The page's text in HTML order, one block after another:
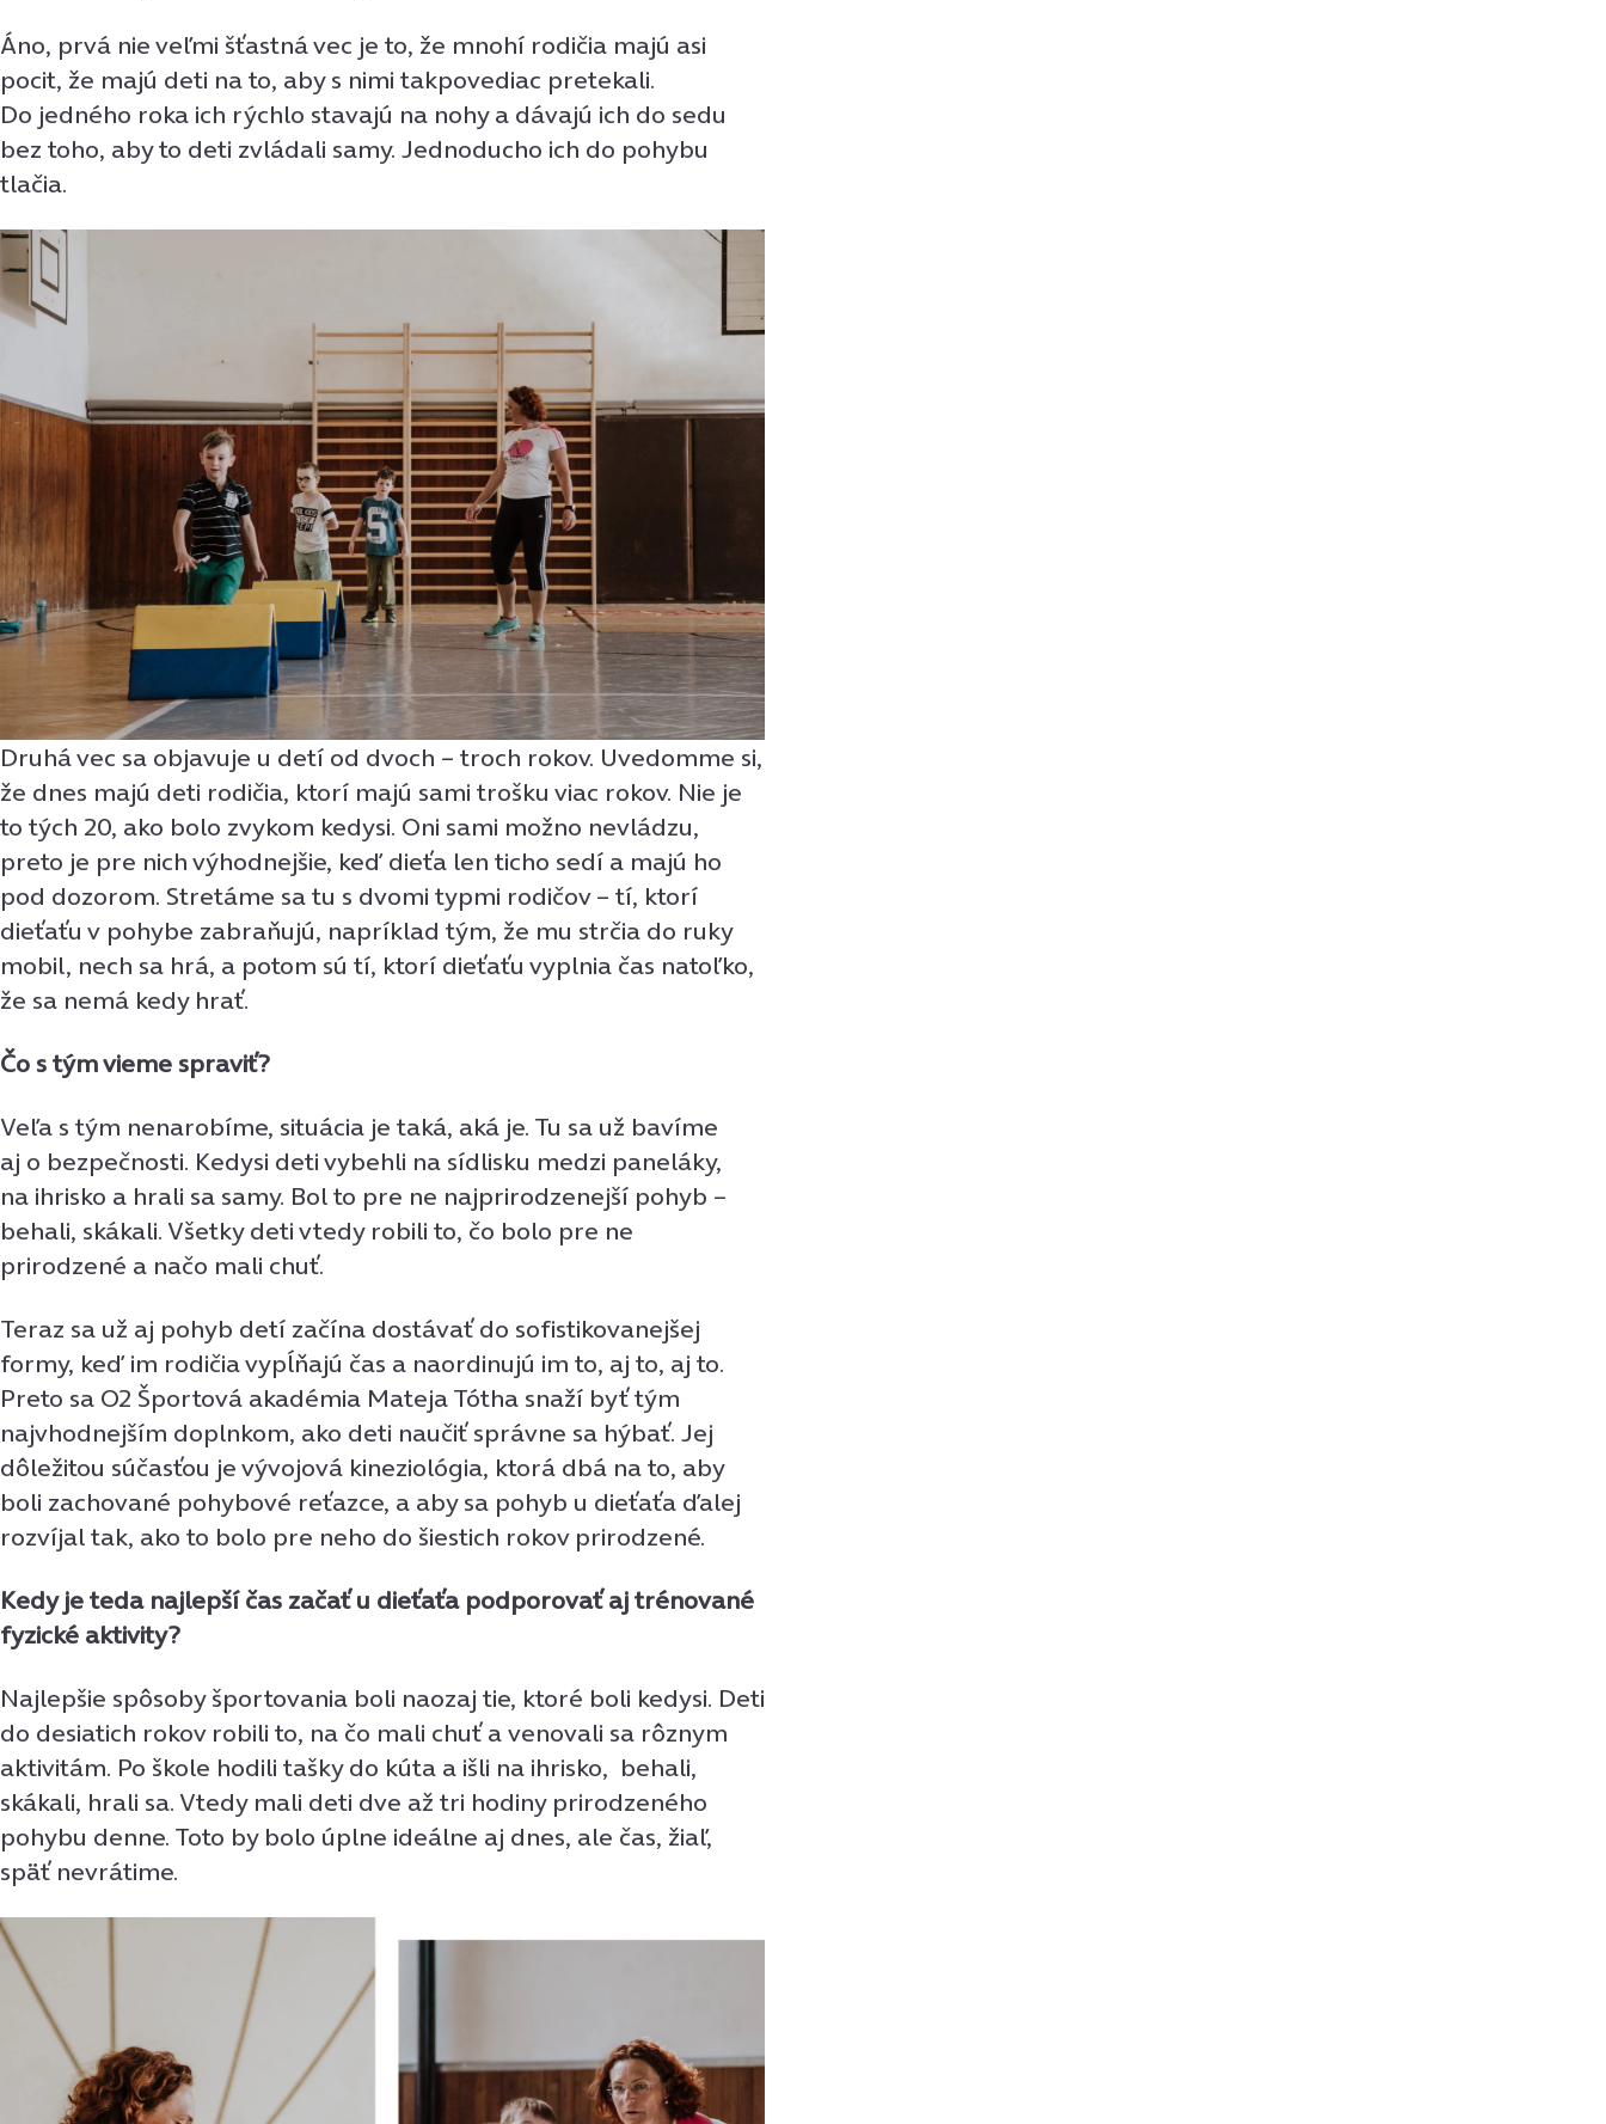
Áno, prvá nie veľmi šťastná vec je to, že mnohí rodičia majú asi
pocit, že majú deti na to, aby s nimi takpovediac pretekali.
Do jedného roka ich rýchlo stavajú na nohy a dávajú ich do sedu
bez toho, aby to deti zvládali samy. Jednoducho ich do pohybu
tlačia.
Druhá vec sa objavuje u detí od dvoch – troch rokov. Uvedomme si,
že dnes majú deti rodičia, ktorí majú sami trošku viac rokov. Nie je
to tých 20, ako bolo zvykom kedysi. Oni sami možno nevládzu,
preto je pre nich výhodnejšie, keď dieťa len ticho sedí a majú ho
pod dozorom. Stretáme sa tu s dvomi typmi rodičov – tí, ktorí
dieťaťu v pohybe zabraňujú, napríklad tým, že mu strčia do ruky
mobil, nech sa hrá, a potom sú tí, ktorí dieťaťu vyplnia čas natoľko,
že sa nemá kedy hrať.
Čo s tým vieme spraviť?
Veľa s tým nenarobíme, situácia je taká, aká je. Tu sa už bavíme
aj o bezpečnosti. Kedysi deti vybehli na sídlisku medzi paneláky,
na ihrisko a hrali sa samy. Bol to pre ne najprirodzenejší pohyb –
behali, skákali. Všetky deti vtedy robili to, čo bolo pre ne
prirodzené a načo mali chuť.
Teraz sa už aj pohyb detí začína dostávať do sofistikovanejšej
formy, keď im rodičia vypĺňajú čas a naordinujú im to, aj to, aj to.
Preto sa O2 Športová akadémia Mateja Tótha snaží byť tým
najvhodnejším doplnkom, ako deti naučiť správne sa hýbať. Jej
dôležitou súčasťou je vývojová kineziológia, ktorá dbá na to, aby
boli zachované pohybové reťazce, a aby sa pohyb u dieťaťa ďalej
rozvíjal tak, ako to bolo pre neho do šiestich rokov prirodzené.
Kedy je teda najlepší čas začať u dieťaťa podporovať aj trénované
fyzické aktivity?
Najlepšie spôsoby športovania boli naozaj tie, ktoré boli kedysi. Deti
do desiatich rokov robili to, na čo mali chuť a venovali sa rôznym
aktivitám. Po škole hodili tašky do kúta a išli na ihrisko, behali,
skákali, hrali sa. Vtedy mali deti dve až tri hodiny prirodzeného
pohybu denne. Toto by bolo úplne ideálne aj dnes, ale čas, žiaľ,
späť nevrátime.